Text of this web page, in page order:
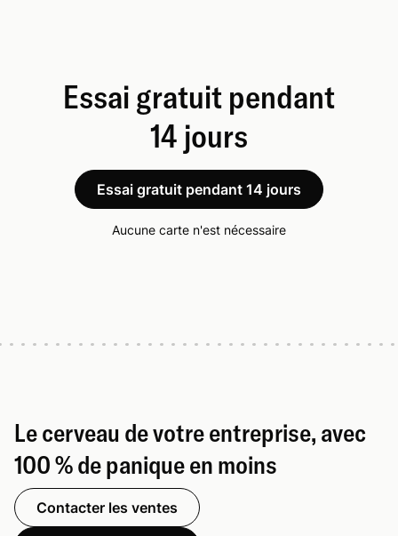
Essai gratuit pendant
14 jours
Essai gratuit pendant 14 jours
Aucune carte n'est nécessaire
Le cerveau de votre entreprise, avec
100 % de panique en moins
Contacter les ventes